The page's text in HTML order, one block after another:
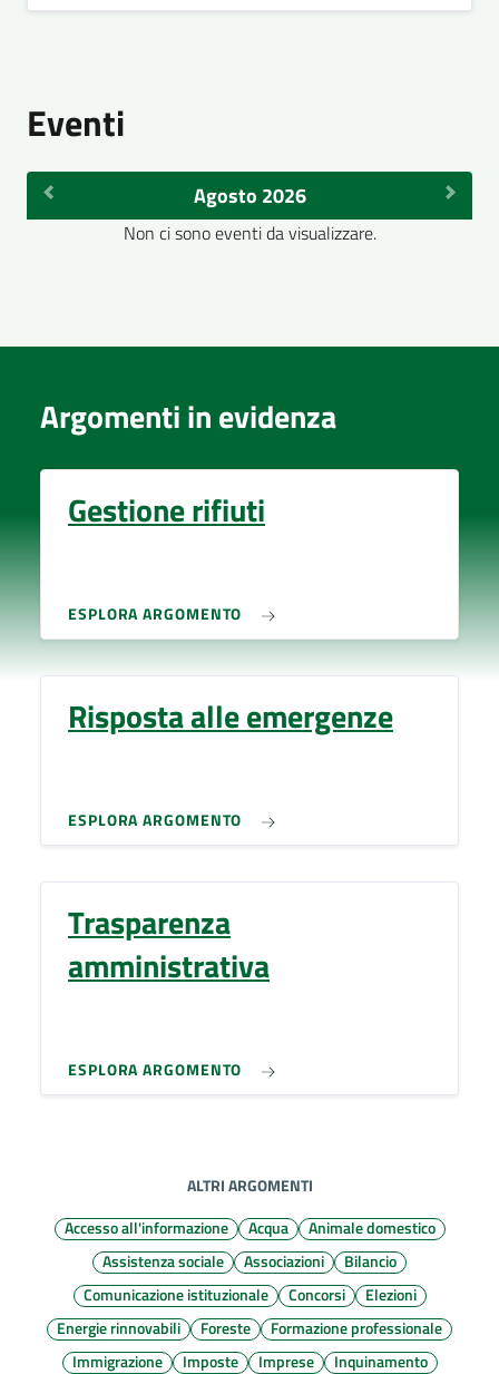
Eventi
Agosto 2026
Non ci sono eventi da visualizzare.
Argomenti in evidenza
Gestione rifiuti
ESPLORA ARGOMENTO
Risposta alle emergenze
ESPLORA ARGOMENTO
Trasparenza
amministrativa
ESPLORA ARGOMENTO
ALTRI ARGOMENTI
Accesso all'informazione
Acqua
Animale domestico
Assistenza sociale
Associazioni
Bilancio
Comunicazione istituzionale
Concorsi
Elezioni
Energie rinnovabili
Foreste
Formazione professionale
Immigrazione
Imposte Imprese
Inquinamento